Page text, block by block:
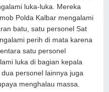
luka-luka. Mereka
Polda Kalbar mengalami
batu, satu personel Sat
perih di mata karena
satu personel
luka di bagian kepala
personel lainnya juga
menghalau massa.